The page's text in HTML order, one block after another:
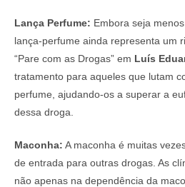
Lança Perfume: Embora seja
lança-perfume ainda representa um
“Pare com as Drogas” em Luís
tratamento para aqueles que lutam
perfume, ajudando-os a superar a
dessa droga.
Maconha: A maconha é muitas
de entrada para outras drogas. As
não apenas na dependência da